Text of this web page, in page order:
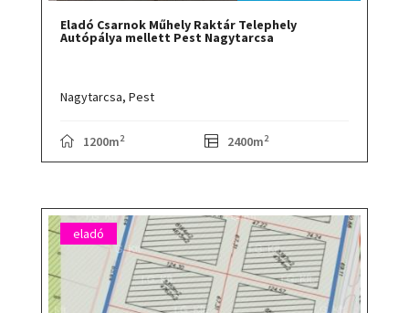
Eladó Csarnok Műhely Raktár Telephely
Autópálya mellett Pest Nagytarcsa
Nagytarcsa, Pest
1200m2 2400m2
eladó